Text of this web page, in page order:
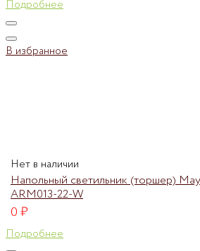
Подробнее
В избранное
Нет в наличии
Напольный светильник (торшер)
ARM013-22-W
0₽
Подробнее